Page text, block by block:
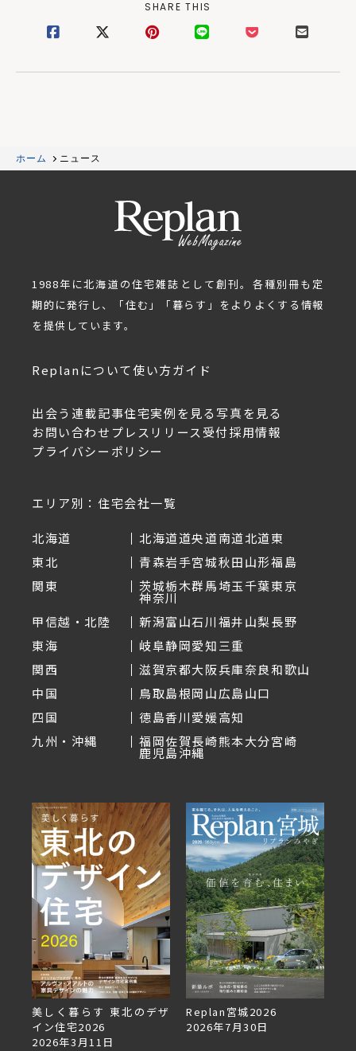
SHARE THIS
ホーム ニュース
1988年に北海道の住宅雑誌として創刊。各種別冊も定
期的に発行し、「住む」「暮らす」をよりよくする情報
を提供しています。
Replanについて使い方ガイド
出会う 連載記事住宅実例を見る写真を見る
お問い合わせ プレスリリース受付採用情報
プライバシーポリシー
エリア別：住宅会社一覧
北海道 北海道道央道南道北道東
東北
青森岩手宮城秋田山形福島
関東
茨城栃木群馬埼玉千葉東京
神奈川
甲信越・北陸
新潟富山石川福井山梨長野
東海
岐阜静岡愛知三重
関西
滋賀京都大阪兵庫奈良和歌山
中国
鳥取島根岡山広島山口
四国
徳島香川愛媛高知
九州・沖縄
福岡佐賀長崎熊本大分宮崎
鹿児島沖縄
美しく暮らす 東北のデザ
イン住宅2026
2026年3月11日
Replan宮城2026
2026年7月30日